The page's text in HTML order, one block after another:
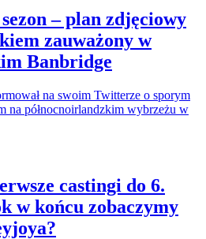
– plan zdjęciowy
zauważony w
Banbridge
na swoim Twitterze o sporym
na północnoirlandzkim wybrzeżu w
castingi do 6.
w końcu zobaczymy